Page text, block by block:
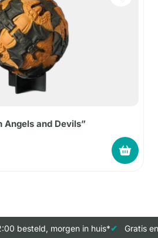
Angels and Devils”
besteld, morgen in huis* Gratis